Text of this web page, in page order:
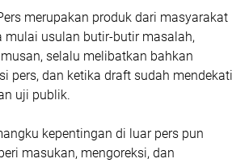
merupakan produk dari masyarakat
mulai usulan butir-butir masalah,
selalu melibatkan bahkan
pers, dan ketika draft sudah mendekati
uji publik.
kepentingan di luar pers pun
masukan, mengoreksi, dan